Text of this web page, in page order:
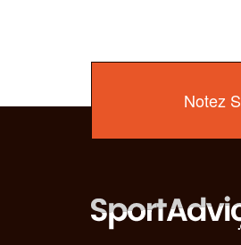
Notez